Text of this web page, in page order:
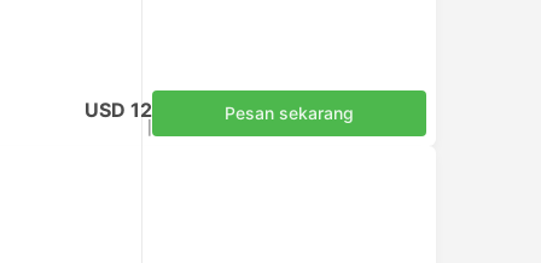
USD 12 Pesan sekarang